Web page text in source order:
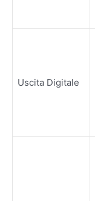
Uscita Digitale